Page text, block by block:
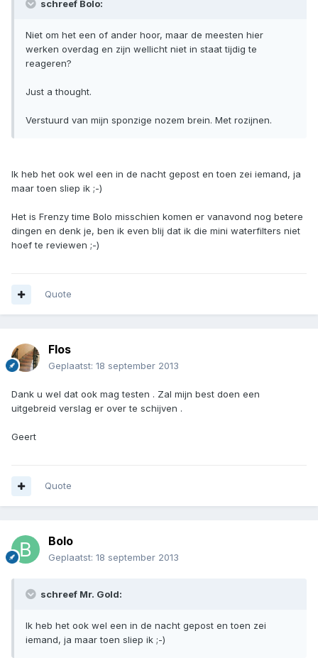
schreef Bolo:
Niet om het een of ander hoor, maar de meesten hier
werken overdag en zijn wellicht niet in staat tijdig te
reageren?
Just a thought.
Verstuurd van mijn sponzige nozem brein. Met rozijnen.
Ik heb het ook wel een in de nacht gepost en toen zei iemand, ja
maar toen sliep ik ;-)
Het is Frenzy time Bolo misschien komen er vanavond nog betere
dingen en denk je, ben ik even blij dat ik die mini waterfilters niet
hoef te reviewen ;-)
Quote
Flos
Geplaatst: 18 september 2013
Dank u wel dat ook mag testen . Zal mijn best doen een
uitgebreid verslag er over te schijven .
Geert
Quote
Bolo
Geplaatst: 18 september 2013
schreef Mr. Gold:
Ik heb het ook wel een in de nacht gepost en toen zei
iemand, ja maar toen sliep ik ;-)